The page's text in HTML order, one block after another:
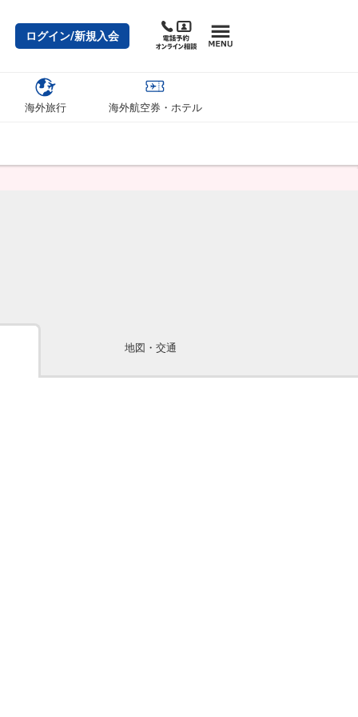
ログイン/新規入会
海外旅行 海外航空券・ホテル
地図・交通